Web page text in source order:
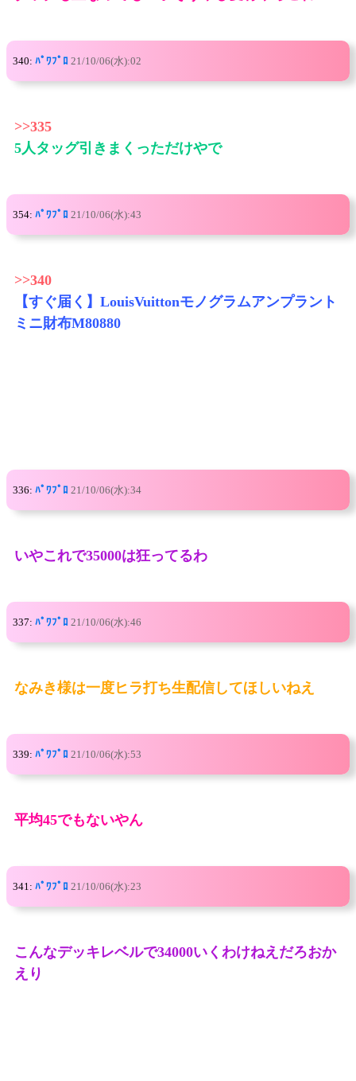
340: ﾊﾟﾜﾌﾟﾛ 21/10/06(水):02
>>335
5人タッグ引きまくっただけやで
354: ﾊﾟﾜﾌﾟﾛ 21/10/06(水):43
>>340
【すぐ届く】LouisVuittonモノグラムアンプラント
ミニ財布M80880
336: ﾊﾟﾜﾌﾟﾛ 21/10/06(水):34
いやこれで35000は狂ってるわ
337: ﾊﾟﾜﾌﾟﾛ 21/10/06(水):46
なみき様は一度ヒラ打ち生配信してほしいねえ
339: ﾊﾟﾜﾌﾟﾛ 21/10/06(水):53
平均45でもないやん
341: ﾊﾟﾜﾌﾟﾛ 21/10/06(水):23
こんなデッキレベルで34000いくわけねえだろおか
えり